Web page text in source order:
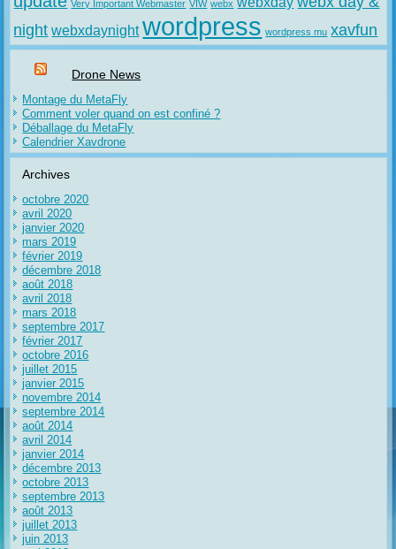
Very Important Webmaster VIW webx
night webxdaynight wordpress wordpress mu xavfun
Drone News
Montage du MetaFly
Comment voler quand on est confiné ?
Déballage du MetaFly
Calendrier Xavdrone
Archives
octobre 2020
avril 2020
janvier 2020
mars 2019
février 2019
décembre 2018
août 2018
avril 2018
mars 2018
septembre 2017
février 2017
octobre 2016
juillet 2015
janvier 2015
novembre 2014
septembre 2014
août 2014
avril 2014
janvier 2014
décembre 2013
octobre 2013
septembre 2013
août 2013
juillet 2013
juin 2013